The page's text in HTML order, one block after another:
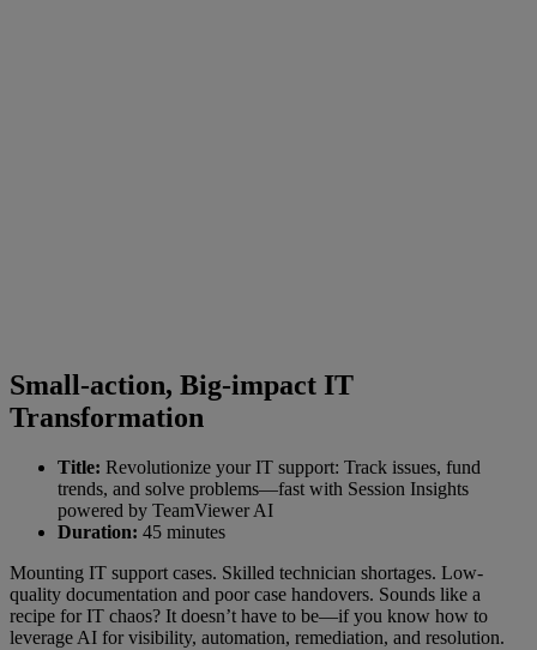
Small-action, Big-impact IT
Transformation
Title: Revolutionize your IT support: Track issues, fund
trends, and solve problems—fast with Session Insights
powered by TeamViewer AI
Duration: 45 minutes
Mounting IT support cases. Skilled technician shortages. Low-
quality documentation and poor case handovers. Sounds like a
recipe for IT chaos? It doesn’t have to be—if you know how to
leverage AI for visibility, automation, remediation, and resolution.